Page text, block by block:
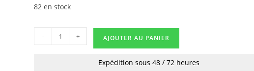
82 en stock
- + AJOUTER AU PANIER
Expédition sous 48 / 72 heures